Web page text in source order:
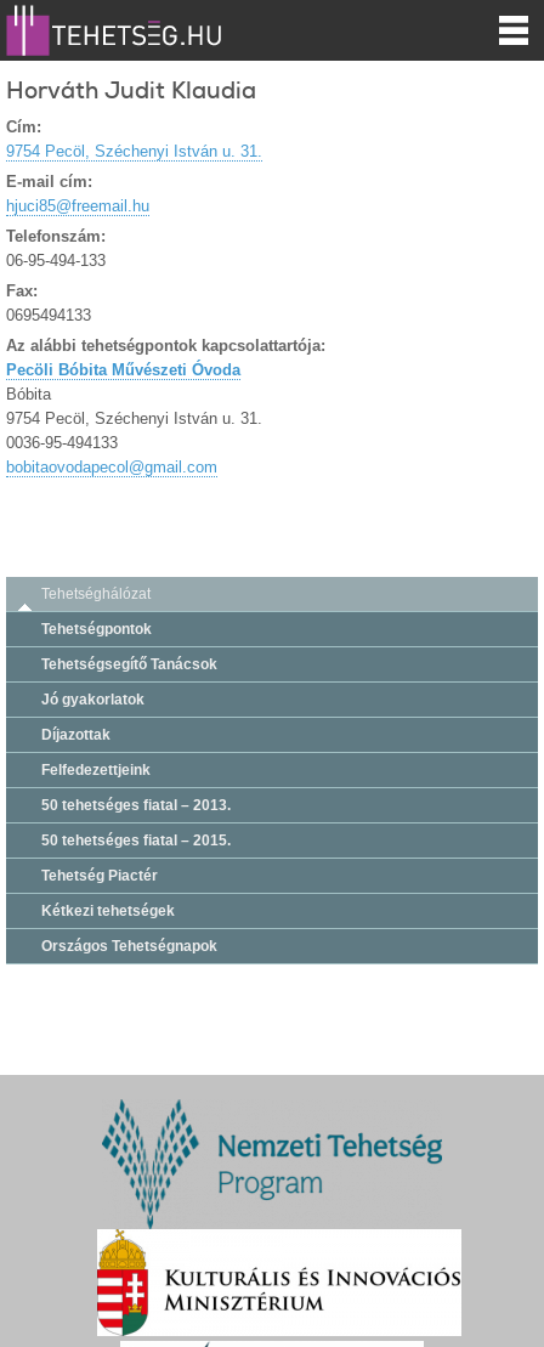
Horváth Judit Klaudia
Cím:
9754 Pecöl, Széchenyi István u. 31.
E-mail cím:
hjuci85@freemail.hu
Telefonszám:
06-95-494-133
Fax:
0695494133
Az alábbi tehetségpontok kapcsolattartója:
Pecöli Bóbita Művészeti Óvoda
Bóbita
9754 Pecöl, Széchenyi István u. 31.
0036-95-494133
bobitaovodapecol@gmail.com
Tehetséghálózat
Tehetségpontok
Tehetségsegítő Tanácsok
Jó gyakorlatok
Díjazottak
Felfedezettjeink
50 tehetséges fiatal – 2013.
50 tehetséges fiatal – 2015.
Tehetség Piactér
Kétkezi tehetségek
Országos Tehetségnapok